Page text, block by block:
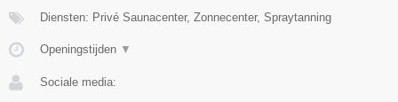
Diensten: Privé Saunacenter, Zonnecenter, Spraytanning
Openingstijden ▼
Sociale media: